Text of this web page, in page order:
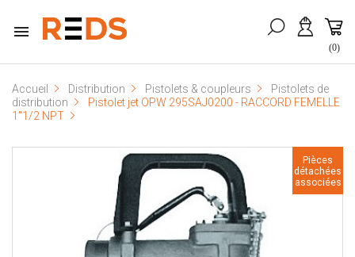

(0)
Accueil Distribution Pistolets & coupleurs
Pistolets de
distribution
Pistolet jet OPW 295SAJ0200 - RACCORD FEMELLE
1''1/2 NPT
Pièces
détachées
associées